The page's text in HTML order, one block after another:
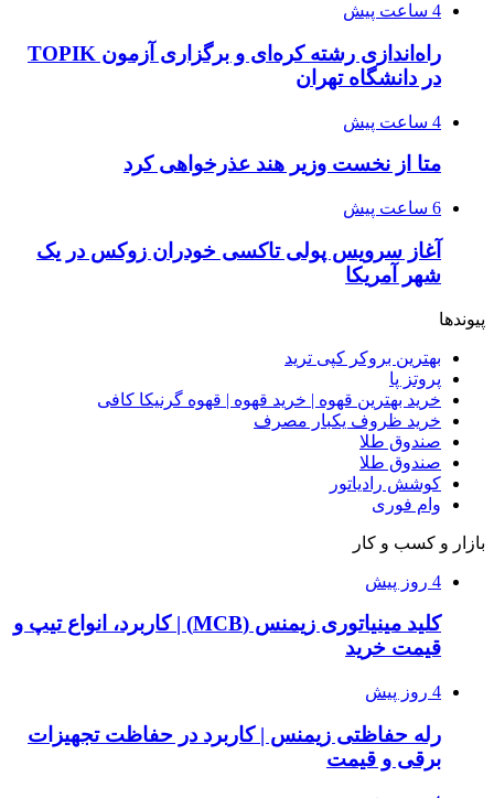
4 ساعت پیش
راه‌اندازی رشته کره‌ای و برگزاری آزمون TOPIK
در دانشگاه تهران
4 ساعت پیش
متا از نخست وزیر هند عذرخواهی کرد
6 ساعت پیش
آغاز سرویس پولی تاکسی خودران زوکس در یک
شهر آمریکا
پیوندها
بهترین بروکر کپی ترید
پروتز پا
خرید بهترین قهوه | خرید قهوه | قهوه گرنیکا کافی
خرید ظروف یکبار مصرف
صندوق طلا
صندوق طلا
کوشش رادیاتور
وام فوری
بازار و کسب و کار
4 روز پیش
کلید مینیاتوری زیمنس (MCB) | کاربرد، انواع تیپ و
قیمت خرید
4 روز پیش
رله حفاظتی زیمنس | کاربرد در حفاظت تجهیزات
برقی و قیمت